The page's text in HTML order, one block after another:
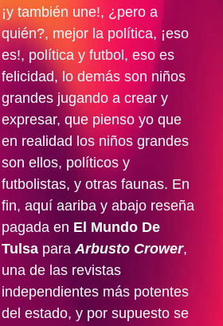
¡y también une!, ¿pero a
quién?, mejor la política, ¡eso
es!, política y futbol, eso es
felicidad, lo demás son niños
grandes jugando a crear y
expresar, que pienso yo que
en realidad los niños grandes
son ellos, políticos y
futbolistas, y otras faunas. En
fin, aquí aariba y abajo reseña
pagada en El Mundo De
Tulsa paraArbusto Crower,
una de las revistas
independientes más potentes
del estado, y por supuesto se